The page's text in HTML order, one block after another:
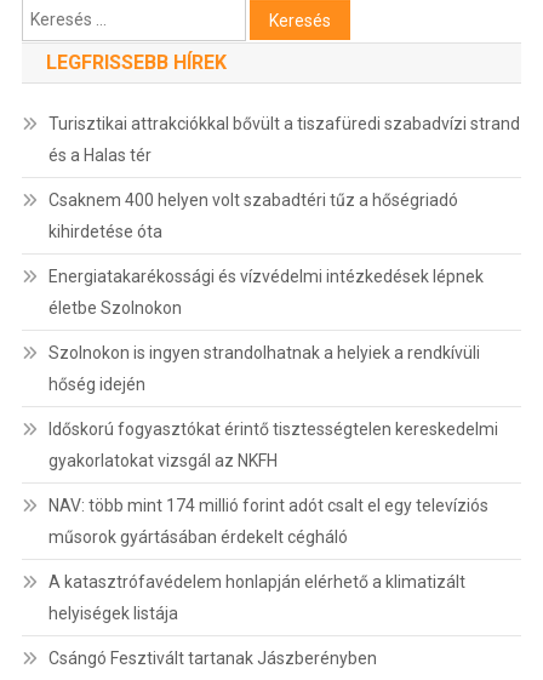
Keresés:
LEGFRISSEBB HÍREK
Turisztikai attrakciókkal bővült a tiszafüredi szabadvízi strand
és a Halas tér
Csaknem 400 helyen volt szabadtéri tűz a hőségriadó
kihirdetése óta
Energiatakarékossági és vízvédelmi intézkedések lépnek
életbe Szolnokon
Szolnokon is ingyen strandolhatnak a helyiek a rendkívüli
hőség idején
Időskorú fogyasztókat érintő tisztességtelen kereskedelmi
gyakorlatokat vizsgál az NKFH
NAV: több mint 174 millió forint adót csalt el egy televíziós
műsorok gyártásában érdekelt cégháló
A katasztrófavédelem honlapján elérhető a klimatizált
helyiségek listája
Csángó Fesztivált tartanak Jászberényben